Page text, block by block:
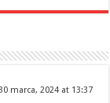
marca, 2024 at 13:37